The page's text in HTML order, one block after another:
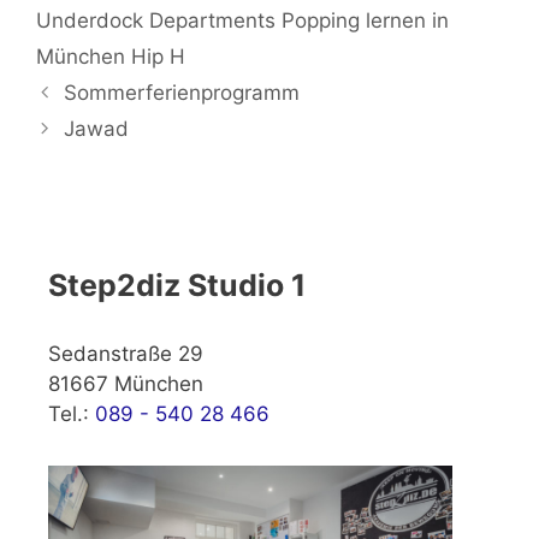
Underdock Departments Popping lernen in
München Hip H
Sommerferienprogramm
Jawad
Step2diz Studio 1
Sedanstraße 29
81667 München
Tel.: 089 - 540 28 466